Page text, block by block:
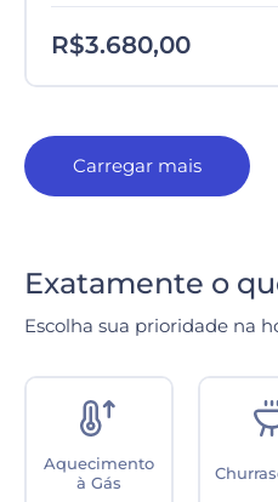
R$3.680,00
Carregar mais
Exatamente o
Escolha sua prioridade na
Aquecimento
à Gás